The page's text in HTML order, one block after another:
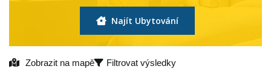
Najít Ubytování
Zobrazit na mapě Filtrovat výsledky